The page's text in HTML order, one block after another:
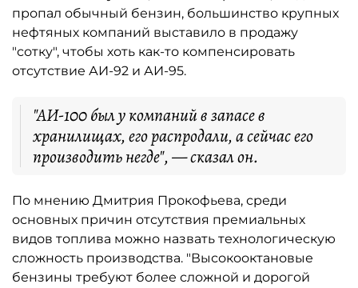
пропал обычный бензин, большинство крупных
нефтяных компаний выставило в продажу
"сотку", чтобы хоть как-то компенсировать
отсутствие АИ-92 и АИ-95.
"АИ-100 был у компаний в запасе в
хранилищах, его распродали, а сейчас его
производить негде", — сказал он.
По мнению Дмитрия Прокофьева, среди
основных причин отсутствия премиальных
видов топлива можно назвать технологическую
сложность производства. "Высокооктановые
бензины требуют более сложной и дорогой